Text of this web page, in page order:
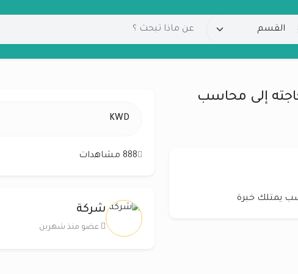
إلى محاسب
يمتلك خبرة
KWD
888 مشاهدات
شركة
عضو منذ شهرين